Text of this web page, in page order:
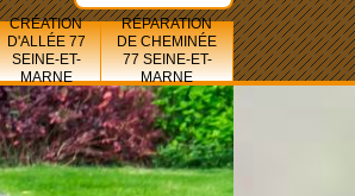
CRÉATION
D'ALLÉE 77
SEINE-ET-
MARNE
RÉPARATION
DE CHEMINÉE
77 SEINE-ET-
MARNE